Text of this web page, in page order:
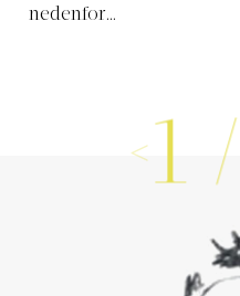
nedenfor…
1 /